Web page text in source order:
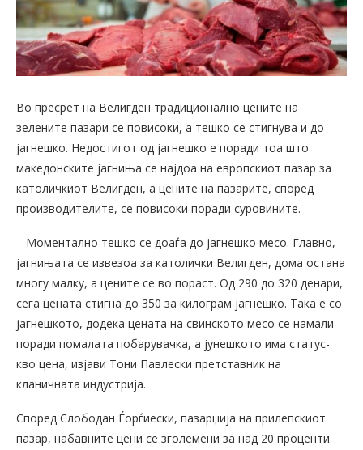
Во пресрет на Велигден традиционално цените на
зелените пазари се повисоки, а тешко се стигнува и до
јагнешко. Недостигот од јагнешко е поради тоа што
македонските јагниња се најдоа на европскиот пазар за
католичкиот Велигден, а цените на пазарите, според
производителите, се повисоки поради суровините.
– Моментално тешко се доаѓа до јагнешко месо. Главно,
јагнињата се извезоа за католички Велигден, дома остана
многу малку, а цените се во пораст. Од 290 до 320 денари,
сега цената стигна до 350 за килограм јагнешко. Така е со
јагнешкото, додека цената на свинското месо се намали
поради помалата побарувачка, а јунешкото има статус-
кво цена, изјави Тони Павлески претставник на
кланичната индустрија.
Според Слободан Ѓорѓиески, пазарџија на прилепскиот
пазар, набавните цени се зголемени за над 20 проценти.